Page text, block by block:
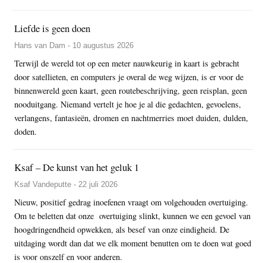
Liefde is geen doen
Hans van Dam - 10 augustus 2026
Terwijl de wereld tot op een meter nauwkeurig in kaart is gebracht
door satellieten, en computers je overal de weg wijzen, is er voor de
binnenwereld geen kaart, geen routebeschrijving, geen reisplan, geen
nooduitgang. Niemand vertelt je hoe je al die gedachten, gevoelens,
verlangens, fantasieën, dromen en nachtmerries moet duiden, dulden,
doden.
Ksaf – De kunst van het geluk 1
Ksaf Vandeputte - 22 juli 2026
Nieuw, positief gedrag inoefenen vraagt om volgehouden overtuiging.
Om te beletten dat onze overtuiging slinkt, kunnen we een gevoel van
hoogdringendheid opwekken, als besef van onze eindigheid. De
uitdaging wordt dan dat we elk moment benutten om te doen wat goed
is voor onszelf en voor anderen.